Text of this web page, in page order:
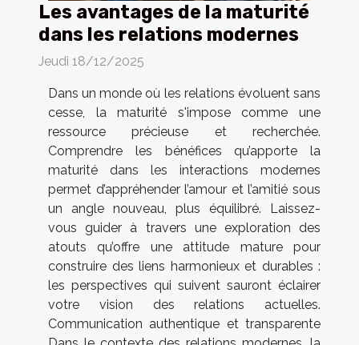
Les avantages de la maturité
dans les relations modernes
Jeudi 18/12/2025
Dans un monde où les relations évoluent sans
cesse, la maturité s'impose comme une
ressource précieuse et recherchée.
Comprendre les bénéfices qu’apporte la
maturité dans les interactions modernes
permet d’appréhender l’amour et l’amitié sous
un angle nouveau, plus équilibré. Laissez-
vous guider à travers une exploration des
atouts qu’offre une attitude mature pour
construire des liens harmonieux et durables :
les perspectives qui suivent sauront éclairer
votre vision des relations actuelles.
Communication authentique et transparente